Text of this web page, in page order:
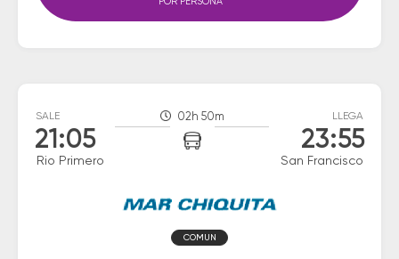
SALE
21:05
Rio Primero
02h 50m LLEGA
23:55
San Francisco
COMUN